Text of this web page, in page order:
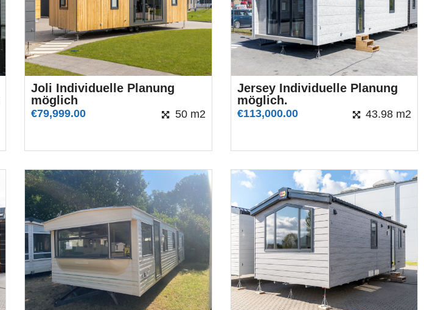
Joli Individuelle Planung
möglich
€79,999.00 50 m2
Jersey Individuelle Planung
möglich.
€113,000.00 43.98 m2